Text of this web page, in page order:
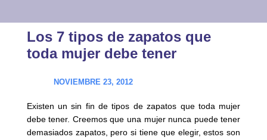
Los 7 tipos de zapatos que
toda mujer debe tener
NOVIEMBRE 23, 2012
Existen un sin fin de tipos de zapatos que toda mujer
debe tener. Creemos que una mujer nunca puede tener
demasiados zapatos, pero si tiene que elegir, estos son